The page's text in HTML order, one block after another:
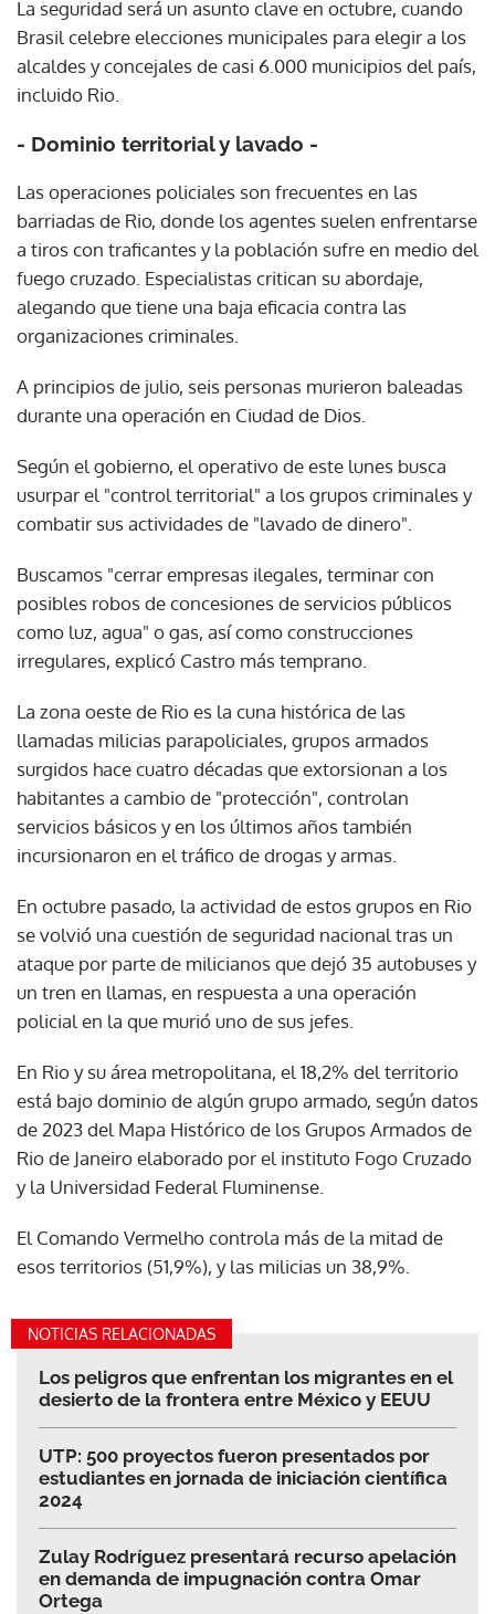
La seguridad será un asunto clave en octubre, cuando
Brasil celebre elecciones municipales para elegir a los
alcaldes y concejales de casi 6.000 municipios del país,
incluido Rio.
- Dominio territorial y lavado -
Las operaciones policiales son frecuentes en las
barriadas de Rio, donde los agentes suelen enfrentarse
a tiros con traficantes y la población sufre en medio del
fuego cruzado. Especialistas critican su abordaje,
alegando que tiene una baja eficacia contra las
organizaciones criminales.
A principios de julio, seis personas murieron baleadas
durante una operación en Ciudad de Dios.
Según el gobierno, el operativo de este lunes busca
usurpar el "control territorial" a los grupos criminales y
combatir sus actividades de "lavado de dinero".
Buscamos "cerrar empresas ilegales, terminar con
posibles robos de concesiones de servicios públicos
como luz, agua" o gas, así como construcciones
irregulares, explicó Castro más temprano.
La zona oeste de Rio es la cuna histórica de las
llamadas milicias parapoliciales, grupos armados
surgidos hace cuatro décadas que extorsionan a los
habitantes a cambio de "protección", controlan
servicios básicos y en los últimos años también
incursionaron en el tráfico de drogas y armas.
En octubre pasado, la actividad de estos grupos en Rio
se volvió una cuestión de seguridad nacional tras un
ataque por parte de milicianos que dejó 35 autobuses y
un tren en llamas, en respuesta a una operación
policial en la que murió uno de sus jefes.
En Rio y su área metropolitana, el 18,2% del territorio
está bajo dominio de algún grupo armado, según datos
de 2023 del Mapa Histórico de los Grupos Armados de
Rio de Janeiro elaborado por el instituto Fogo Cruzado
y la Universidad Federal Fluminense.
El Comando Vermelho controla más de la mitad de
esos territorios (51,9%), y las milicias un 38,9%.
NOTICIAS RELACIONADAS
Los peligros que enfrentan los migrantes en el
desierto de la frontera entre México y EEUU
UTP: 500 proyectos fueron presentados por
estudiantes en jornada de iniciación científica
2024
Zulay Rodríguez presentará recurso apelación
en demanda de impugnación contra Omar
Ortega